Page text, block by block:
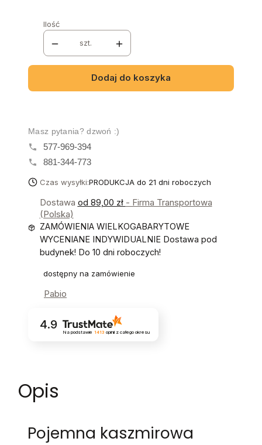
Ilość
szt.
Dodaj do koszyka
Masz pytania? dzwoń :)
577-969-394
881-344-773
Czas wysyłki:PRODUKCJA do 21 dni roboczych
Dostawa od 89,00 zł - Firma Transportowa
(Polska)
ZAMÓWIENIA WIELKOGABARYTOWE
WYCENIANE INDYWIDUALNIE Dostawa pod
budynek! Do 10 dni roboczych!
dostępny na zamówienie
Pabio
4.9
Na podstawie 1413 opinii z całego okresu
Opis
Pojemna kaszmirowa